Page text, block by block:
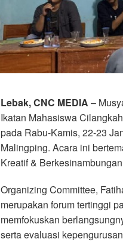
Lebak, CNC MEDIA –
Ikatan Mahasiswa
pada Rabu-Kamis, 22-23
Malingping. Acara ini
Kreatif &
Organizing Committee,
merupakan forum tertinggi
memfokuskan
serta evaluasi